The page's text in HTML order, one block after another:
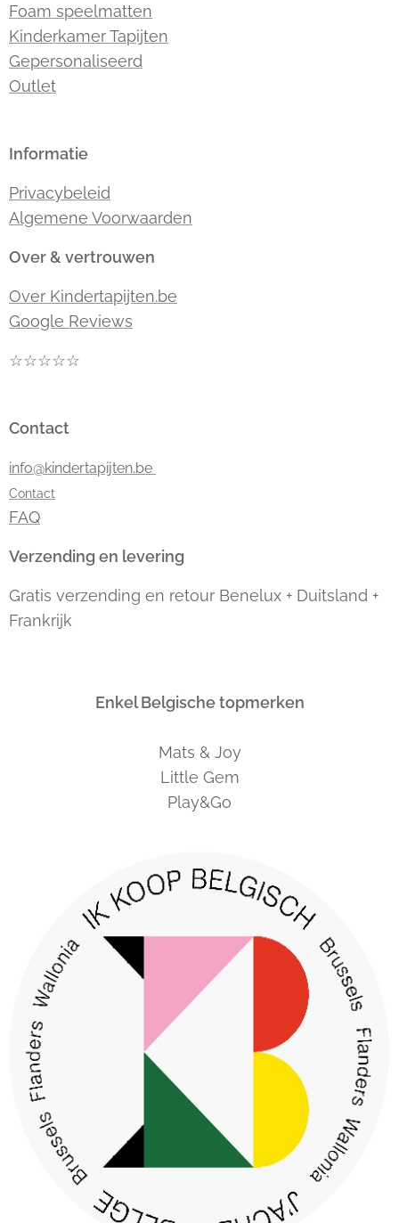
Foam speelmatten
Kinderkamer Tapijten
Gepersonaliseerd
Outlet
Informatie
Privacybeleid
Algemene Voorwaarden
Over & vertrouwen
Over Kindertapijten.be
Google Reviews
☆☆☆☆☆
Contact
info@kindertapijten.be
Contact
FAQ
Verzending en levering
Gratis verzending en retour Benelux + Duitsland +
Frankrijk
Enkel Belgische topmerken
Mats & Joy
Little Gem
Play&Go